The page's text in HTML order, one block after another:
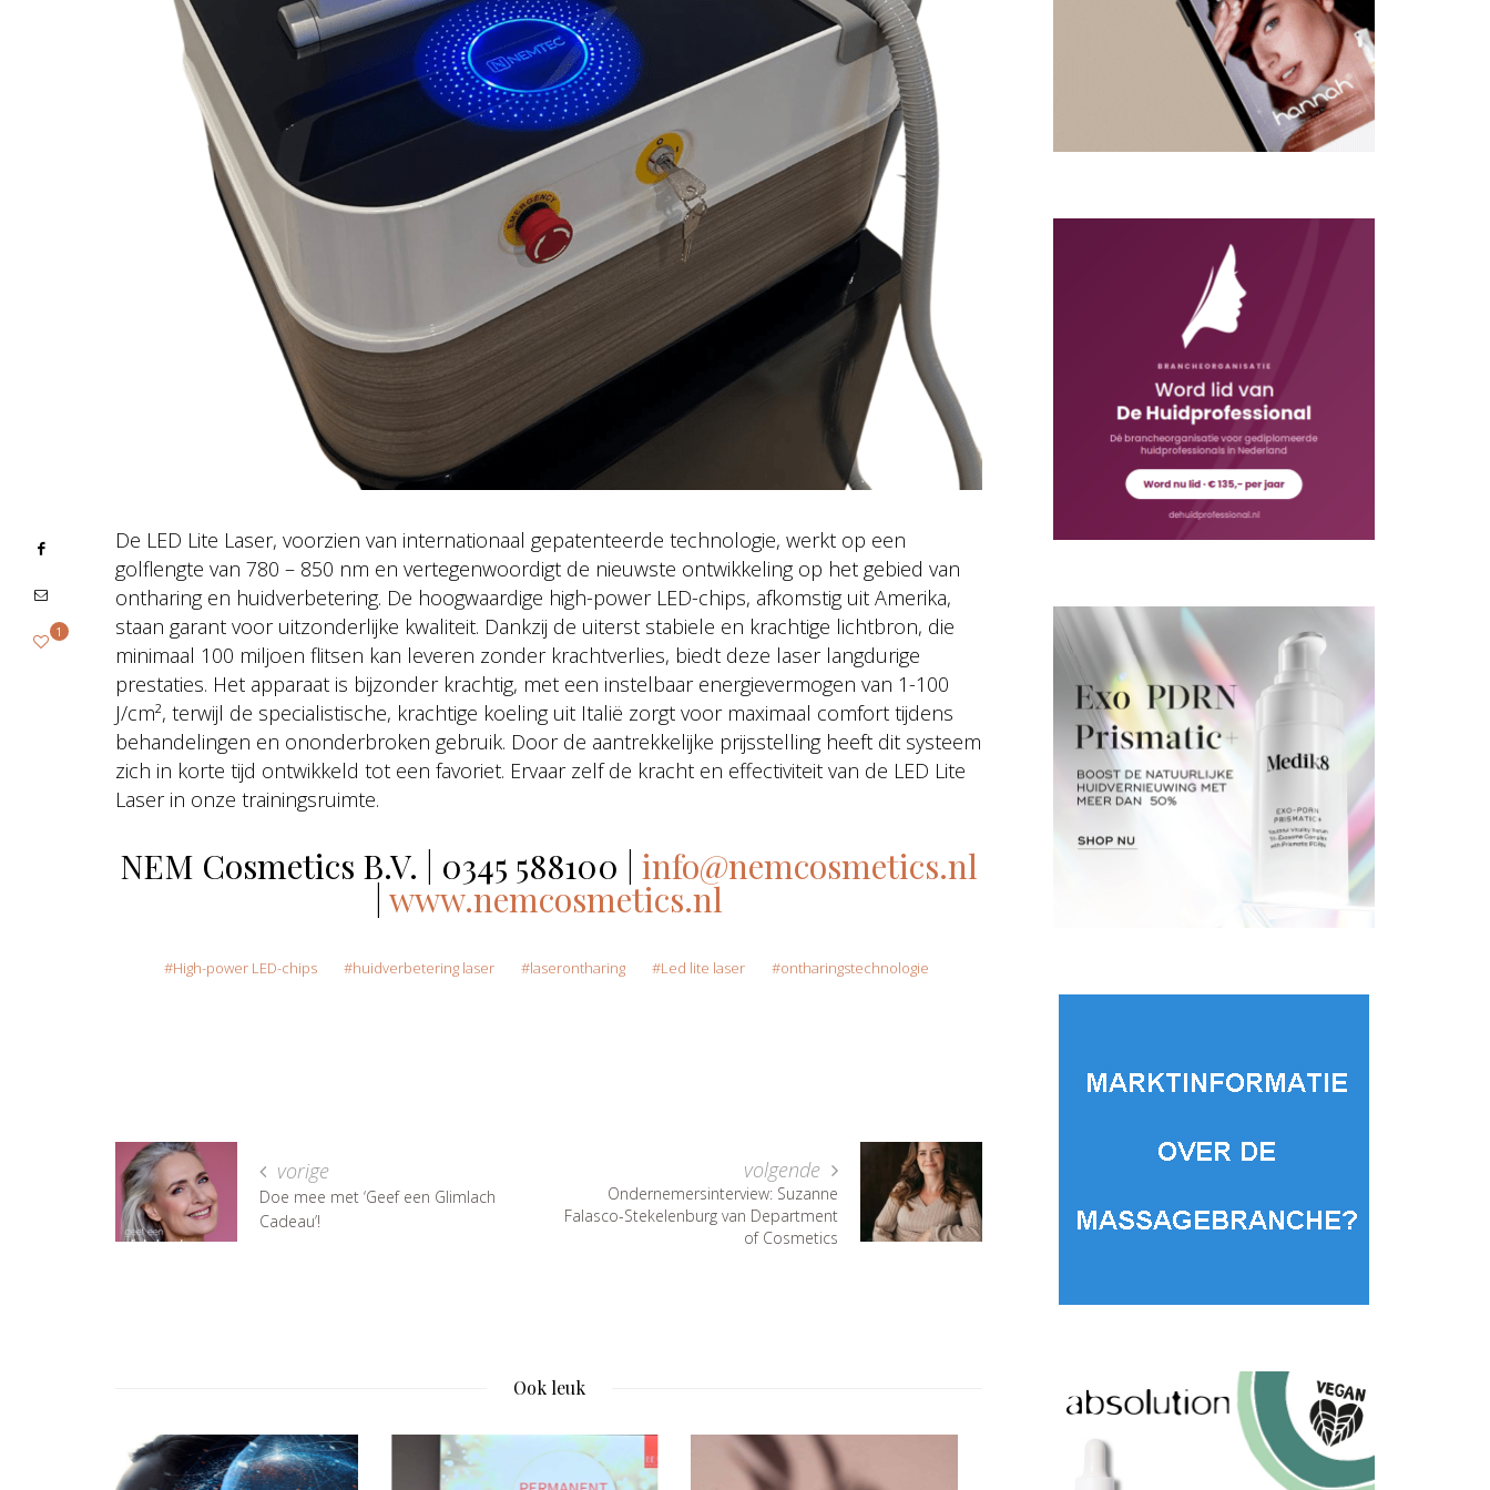
De LED Lite Laser, voorzien van internationaal gepatenteerde technologie, werkt op een
golflengte van 780 – 850 nm en vertegenwoordigt de nieuwste ontwikkeling op het gebied van
ontharing en huidverbetering. De hoogwaardige high-power LED-chips, afkomstig uit Amerika,
staan garant voor uitzonderlijke kwaliteit. Dankzij de uiterst stabiele en krachtige lichtbron, die
minimaal 100 miljoen flitsen kan leveren zonder krachtverlies, biedt deze laser langdurige
prestaties. Het apparaat is bijzonder krachtig, met een instelbaar energievermogen van 1-100
J/cm², terwijl de specialistische, krachtige koeling uit Italië zorgt voor maximaal comfort tijdens
behandelingen en ononderbroken gebruik. Door de aantrekkelijke prijsstelling heeft dit systeem
zich in korte tijd ontwikkeld tot een favoriet. Ervaar zelf de kracht en effectiviteit van de LED Lite
Laser in onze trainingsruimte.
NEM Cosmetics B.V. | 0345 588100 | info@nemcosmetics.nl
www.nemcosmetics.nl
1
High-power LED-chips huidverbetering laser laserontharing Led lite laser ontharingstechnologie
vorige
Doe mee met ‘Geef een Glimlach
Cadeau’!
volgende
Ondernemersinterview: Suzanne
Falasco-Stekelenburg van Department
of Cosmetics
Ook leuk